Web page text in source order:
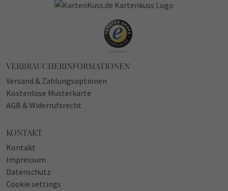
VERBRAUCHERINFORMATIONEN
Versand & Zahlungsoptionen
Kostenlose Musterkarte
AGB & Widerrufsrecht
KONTAKT
Kontakt
Impressum
Datenschutz
Cookie settings